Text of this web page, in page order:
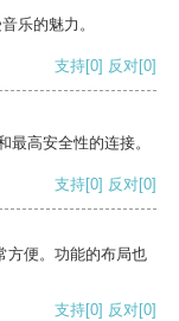
乐的魅力。
支持[0] 反对[0]
高安全性的连接。
支持[0] 反对[0]
方便。功能的布局也
支持[0] 反对[0]